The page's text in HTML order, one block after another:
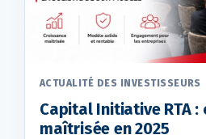
ACTUALITÉ DES INVESTISSEURS
Capital Initiative RTA :
maîtrisée en 2025